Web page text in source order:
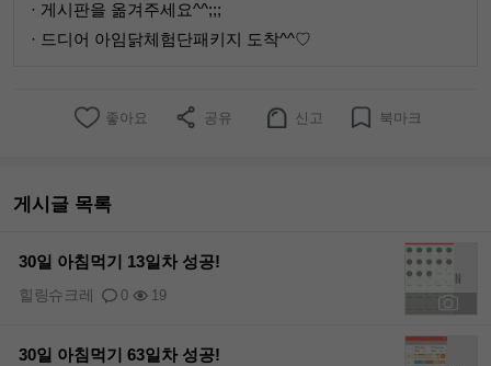
· 게시판을 옮겨주세요^^;;;
· 드디어 아임닭체험단패키지 도착^^♡
좋아요 공유 신고 북마크
게시글 목록
30일 아침먹기 13일차 성공!
0 19
힐링슈크레
30일 아침먹기 63일차 성공!